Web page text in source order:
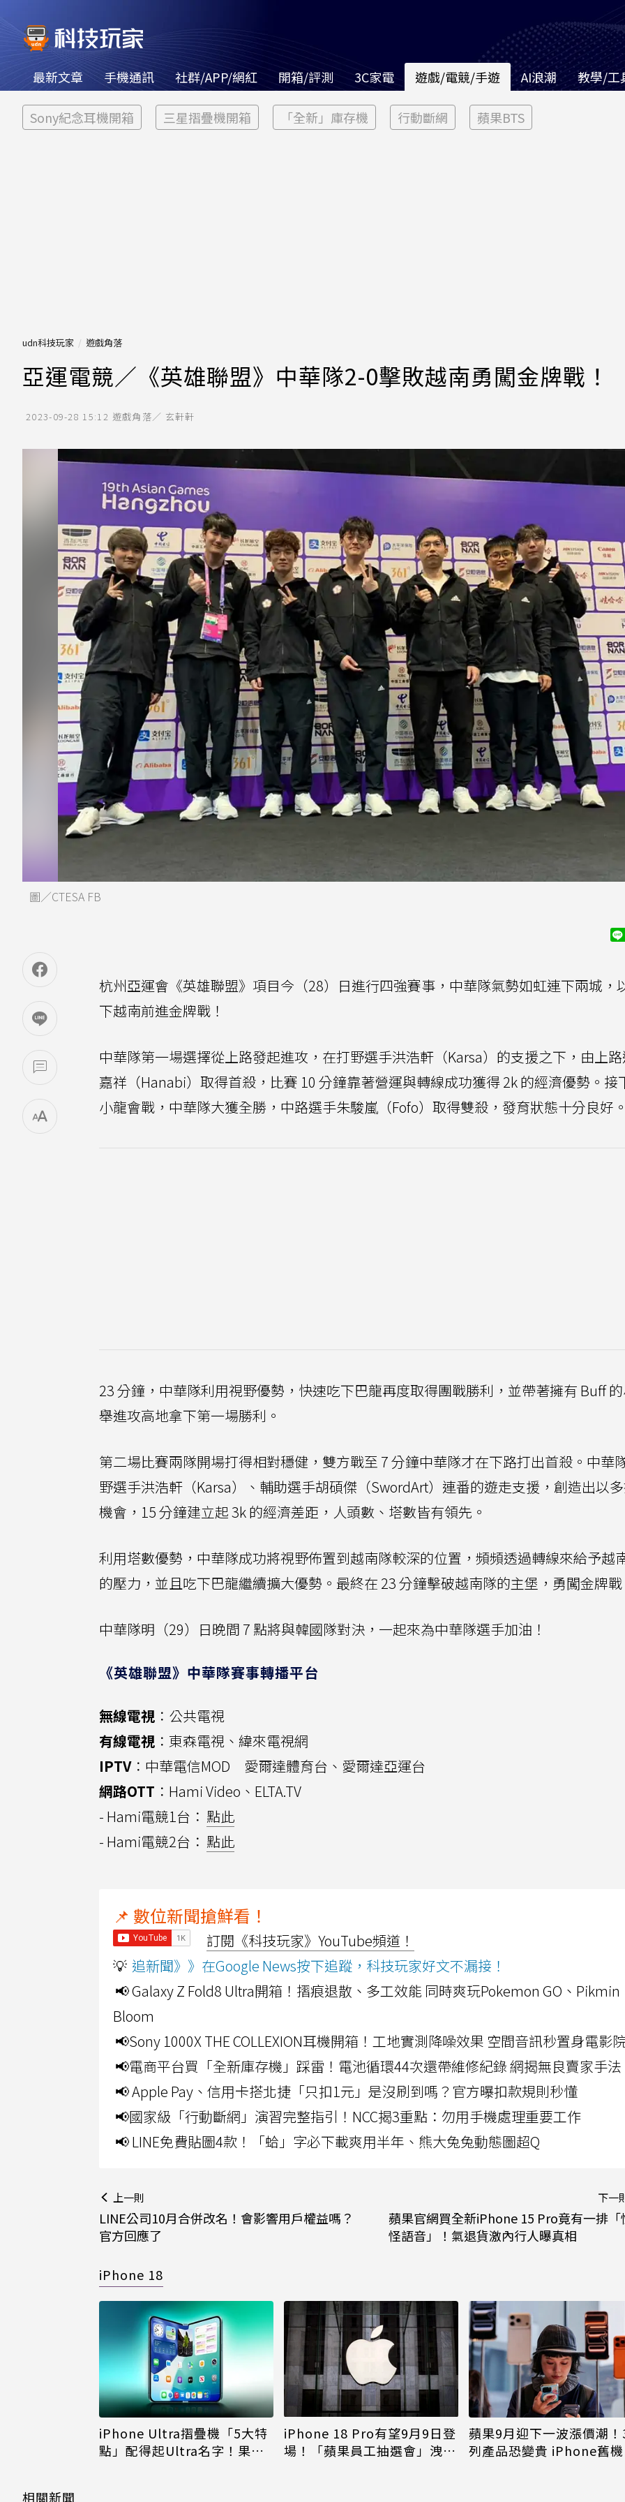
最新文章 手機通訊 社群/APP/網紅 開箱/評測 3C家電 遊戲/電競/手遊 AI浪潮 教學/工
Sony紀念耳機開箱 三星摺疊機開箱 「全新」庫存機 行動斷網 蘋果BTS
udn科技玩家 遊戲角落
亞運電競／《英雄聯盟》中華隊2-0擊敗越南勇闖金牌戰！
2023-09-28 15:12 遊戲角落／ 玄軒軒
圖／CTESA FB
杭州亞運會《英雄聯盟》項目今（28）日進行四強賽事，中華隊氣勢如虹連下兩城，
下越南前進金牌戰！
中華隊第一場選擇從上路發起進攻，在打野選手洪浩軒（Karsa）的支援之下，由上
嘉祥（Hanabi）取得首殺，比賽 10 分鐘靠著營運與轉線成功獲得 2k 的經濟優勢。接
小龍會戰，中華隊大獲全勝，中路選手朱駿嵐（Fofo）取得雙殺，發育狀態十分良好
23 分鐘，中華隊利用視野優勢，快速吃下巴龍再度取得團戰勝利，並帶著擁有 Buff
舉進攻高地拿下第一場勝利。
第二場比賽兩隊開場打得相對穩健，雙方戰至 7 分鐘中華隊才在下路打出首殺。中華
野選手洪浩軒（Karsa）、輔助選手胡碩傑（SwordArt）連番的遊走支援，創造出以
機會，15 分鐘建立起 3k 的經濟差距，人頭數、塔數皆有領先。
利用塔數優勢，中華隊成功將視野佈置到越南隊較深的位置，頻頻透過轉線來給予越
的壓力，並且吃下巴龍繼續擴大優勢。最終在 23 分鐘擊破越南隊的主堡，勇闖金牌
中華隊明（29）日晚間 7 點將與韓國隊對決，一起來為中華隊選手加油！
《英雄聯盟》中華隊賽事轉播平台
無線電視 ：公共電視
有線電視 ：東森電視、緯來電視網
IPTV：中華電信MOD 愛爾達體育台、愛爾達亞運台
網路OTT ：Hami Video、ELTA.TV
- Hami電競1台： 點此
- Hami電競2台： 點此
📌 數位新聞搶鮮看！
訂閱《科技玩家》YouTube頻道！
💡 追新聞》》在Google News按下追蹤，科技玩家好文不漏接！
📢 Galaxy Z Fold8 Ultra開箱！摺痕退散、多工效能 同時爽玩Pokemon GO、Pikmin
Bloom
📢Sony 1000X THE COLLEXION耳機開箱！工地實測降噪效果 空間音訊秒置身電影
📢電商平台買「全新庫存機」踩雷！電池循環44次還帶維修紀錄 網揭無良賣家手法
📢 Apple Pay、信用卡搭北捷「只扣1元」是沒刷到嗎？官方曝扣款規則秒懂
📢國家級「行動斷網」演習完整指引！NCC揭3重點：勿用手機處理重要工作
📢 LINE免費貼圖4款！「蛤」字必下載爽用半年、熊大兔兔動態圖超Q
上一則
LINE公司10月合併改名！會影響用戶權益嗎？
官方回應了
下一
蘋果官網買全新iPhone 15 Pro竟有一排「
怪語音」！氣退貨激內行人曝真相
iPhone 18
iPhone Ultra摺疊機「5大特
點」配得起Ultra名字！果粉
iPhone 18 Pro有望9月9日登
場！「蘋果員工抽選會」洩端
蘋果9月迎下一波漲價潮
列產品恐變貴 iPhone舊
相關新聞